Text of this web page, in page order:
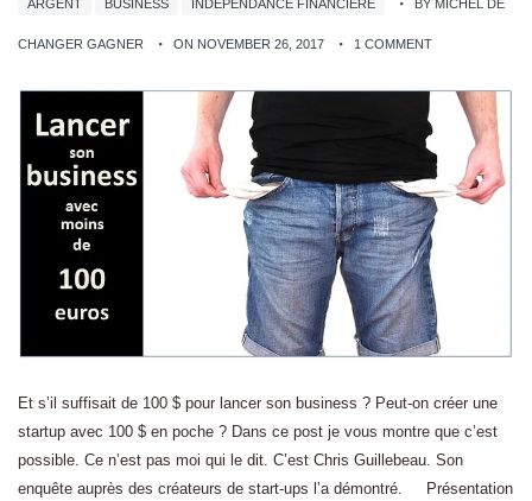
ARGENT BUSINESS INDÉPENDANCE FINANCIÈRE BY MICHEL DE
CHANGER GAGNER ON NOVEMBER 26, 2017 1 COMMENT
Et s’il suffisait de 100 $ pour lancer son business ? Peut-on créer une
startup avec 100 $ en poche ? Dans ce post je vous montre que c’est
possible. Ce n’est pas moi qui le dit. C’est Chris Guillebeau. Son
enquête auprès des créateurs de start-ups l’a démontré. Présentation